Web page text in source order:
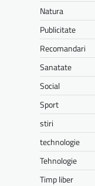
Natura
Publicitate
Recomandari
Sanatate
Social
Sport
stiri
technologie
Tehnologie
Timp liber